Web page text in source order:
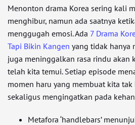
Menonton drama Korea sering kali
menghibur, namun ada saatnya
menggugah emosi. Ada 7 Drama
Tapi Bikin Kangen yang tidak hanya
juga meninggalkan rasa rindu akan
telah kita temui. Setiap episode
momen haru yang membuat kita
sekaligus mengingatkan pada
Metafora ‘handlebars’